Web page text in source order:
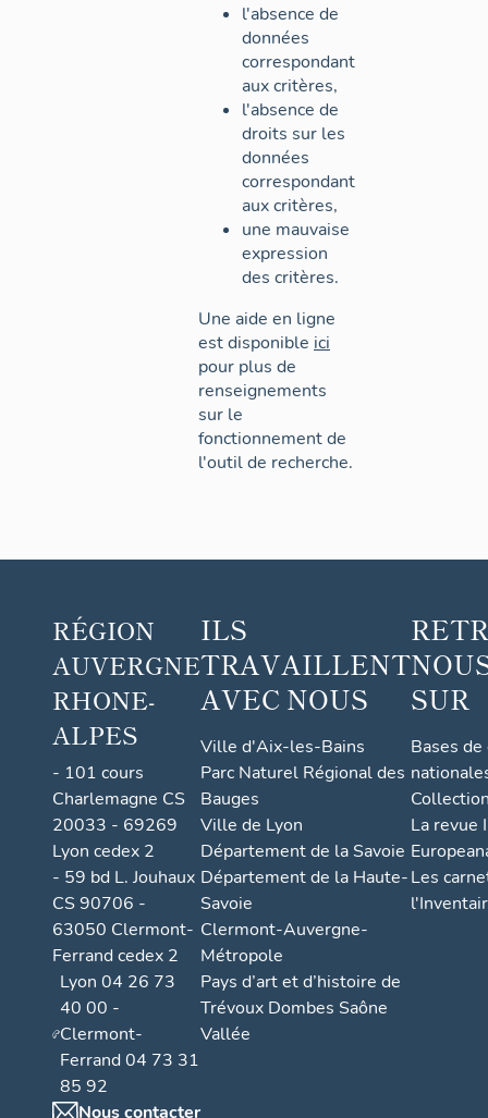
l'absence de
données
correspondant
aux critères,
l'absence de
droits sur les
données
correspondant
aux critères,
une mauvaise
expression
des critères.
Une aide en ligne
est disponible ici
pour plus de
renseignements
sur le
fonctionnement de
l'outil de recherche.
RÉGION
AUVERGNE
RHONE-
ALPES
- 101 cours
Charlemagne CS
20033 - 69269
Lyon cedex 2
- 59 bd L. Jouhaux
CS 90706 -
63050 Clermont-
Ferrand cedex 2
Lyon 04 26 73
40 00 -
Clermont-
Ferrand 04 73 31
85 92
Nous contacter
ILS
TRAVAILLENT
AVEC NOUS
Ville d'Aix-les-Bains
Parc Naturel Régional des
Bauges
Ville de Lyon
Département de la Savoie
Département de la Haute-
Savoie
Clermont-Auvergne-
Métropole
Pays d’art et d’histoire de
Trévoux Dombes Saône
Vallée
SUR
Bases
La revue
Les